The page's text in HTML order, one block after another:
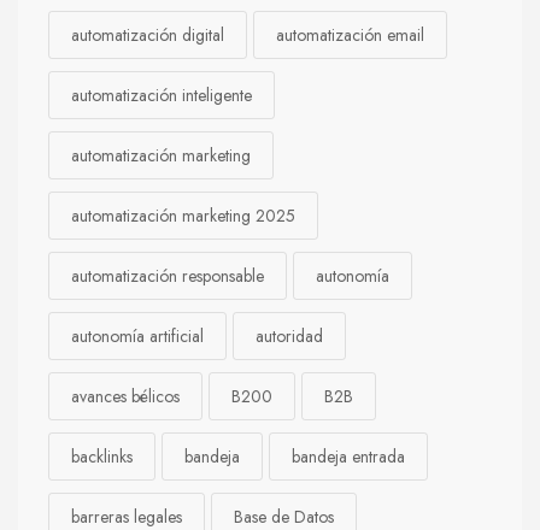
automatización digital automatización email
automatización inteligente
automatización marketing
automatización marketing 2025
automatización responsable autonomía
autonomía artificial autoridad
avances bélicos B200 B2B
backlinks bandeja bandeja entrada
barreras legales Base de Datos